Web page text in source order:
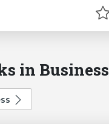
in Business